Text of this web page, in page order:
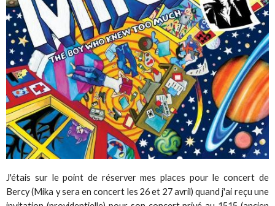
J'étais sur le point de réserver mes places pour le concert de
Bercy (Mika y sera en concert les 26 et 27 avril) quand j'ai reçu une